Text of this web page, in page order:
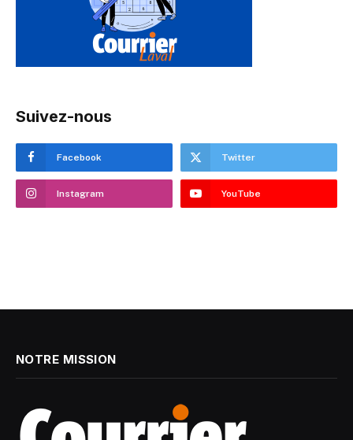
Suivez-nous
Facebook Twitter
Instagram YouTube
NOTRE MISSION